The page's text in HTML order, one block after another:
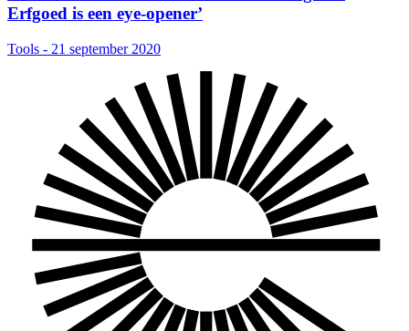
Erfgoed ​is ​een eye-opener’
Tools - 21 september 2020